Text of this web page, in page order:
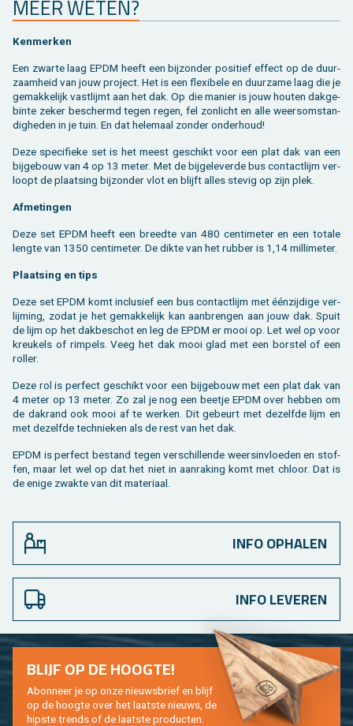
MEER WETEN?
Ken­mer­ken
Een zwar­te laag EPDM heeft een bij­zon­der po­si­tief ef­fect op de duur­
zaam­heid van jouw pro­ject. Het is een flexi­be­le en duur­za­me laag die je
ge­mak­ke­lijk vast­lijmt aan het dak. Op die ma­nier is jouw hou­ten dak­ge­
bin­te zeker be­schermd tegen regen, fel zon­licht en alle weers­om­stan­
dig­he­den in je tuin. En dat he­le­maal zon­der on­der­houd!
Deze spe­ci­fie­ke set is het meest ge­schikt voor een plat dak van een
bij­ge­bouw van 4 op 13 meter. Met de bij­ge­le­ver­de bus con­tact­lijm ver­
loopt de plaat­sing bij­zon­der vlot en blijft alles ste­vig op zijn plek.
Af­me­tin­gen
Deze set EPDM heeft een breed­te van 480 cen­ti­me­ter en een to­ta­le
leng­te van 1350 cen­ti­me­ter. De dikte van het rub­ber is 1,14 mil­li­me­ter.
Plaat­sing en tips
Deze set EPDM komt in­clu­sief een bus con­tact­lijm met éénzij­di­ge ver­
lij­ming, zodat je het ge­mak­ke­lijk kan aan­bren­gen aan jouw dak. Spuit
de lijm op het dak­be­schot en leg de EPDM er mooi op. Let wel op voor
kreu­kels of rim­pels. Veeg het dak mooi glad met een bor­stel of een
rol­ler.
Deze rol is per­fect ge­schikt voor een bij­ge­bouw met een plat dak van
4 meter op 13 meter. Zo zal je nog een beet­je EPDM over heb­ben om
de dak­rand ook mooi af te wer­ken. Dit ge­beurt met de­zelf­de lijm en
met de­zelf­de tech­nie­ken als de rest van het dak.
EPDM is per­fect be­stand tegen ver­schil­len­de weers­in­vloe­den en stof­
fen, maar let wel op dat het niet in aan­ra­king komt met chloor. Dat is
de enige zwak­te van dit ma­te­ri­aal.
INFO OPHALEN
INFO LEVEREN
BLIJF OP DE HOOG­TE!
Abon­neer je op onze nieuws­brief en blijf
op de hoog­te over het laat­ste nieuws, de
hip­s­te trends of de laat­ste pro­duc­ten.